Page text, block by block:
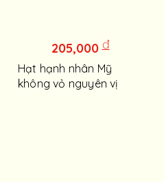
205,000 đ
Hạt hạnh nhân Mỹ
không vỏ nguyên vị